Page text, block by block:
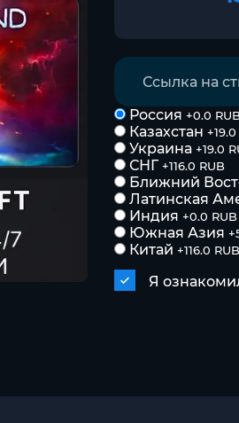
Россия +0.0
Казахстан
Украина +19.0
СНГ +116.0 RUB
Ближний
Латинская
Индия +0.0 RUB
Южная Азия
Китай +116.0 RUB
Я